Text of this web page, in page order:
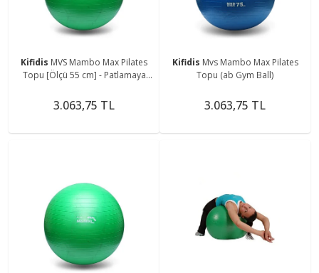
Kifidis MVS Mambo Max Pilates
Topu [Ölçü 55 cm] - Patlamaya
(Anti-Burst)
3.063,75 TL
Kifidis Mvs Mambo Max Pilates
Topu (ab Gym Ball)
3.063,75 TL